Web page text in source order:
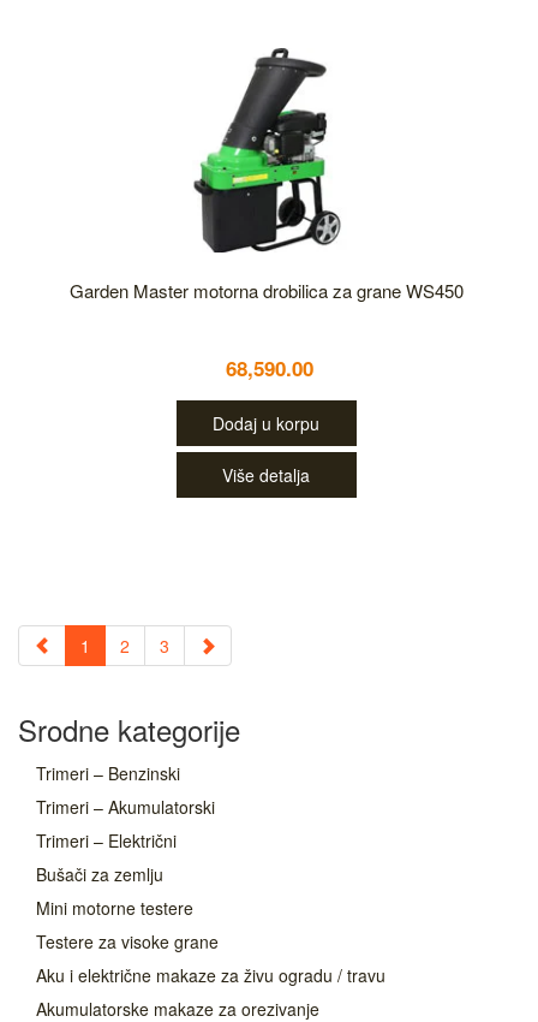
Garden Master motorna drobilica za grane WS450
68,590.00
Dodaj u korpu
Više detalja
1 2 3
Srodne kategorije
Trimeri – Benzinski
Trimeri – Akumulatorski
Trimeri – Električni
Bušači za zemlju
Mini motorne testere
Testere za visoke grane
Aku i električne makaze za živu ogradu / travu
Akumulatorske makaze za orezivanje